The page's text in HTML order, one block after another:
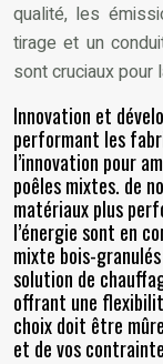
qualité, les
tirage et un
sont cruciaux pour
Innovation et
performant les
l’innovation pour
poêles mixtes. de
matériaux plus
l’énergie sont en
mixte bois-
solution de
offrant une
choix doit être
et de vos